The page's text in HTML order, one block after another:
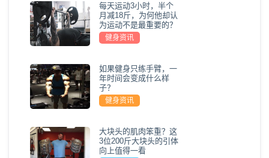
每天运动3小时，半个
月减18斤，为何他却认
为运动不是最重要的？
健身资讯
如果健身只练手臂，一
年时间会变成什么样
子？
健身资讯
大块头的肌肉笨重？这
3位200斤大块头的引体
向上值得一看